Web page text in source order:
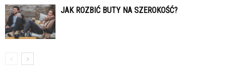
JAK ROZBIĆ BUTY NA SZEROKOŚĆ?